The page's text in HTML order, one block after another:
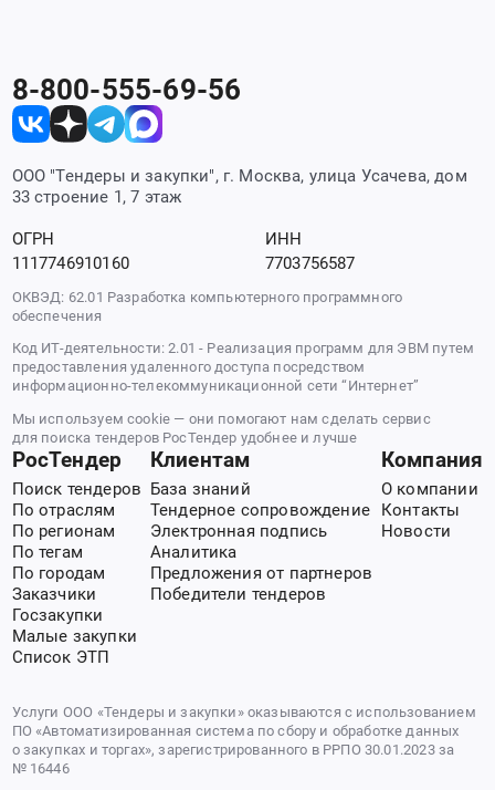
8-800-555-69-56
ООО "Тендеры и закупки", г. Москва, улица Усачева, дом
33 строение 1, 7 этаж
ОГРН
1117746910160
ИНН
7703756587
ОКВЭД: 62.01 Разработка компьютерного программного
обеспечения
Код ИТ-деятельности: 2.01 - Реализация программ для ЭВМ путем
предоставления удаленного доступа посредством
информационно-телекоммуникационной сети “Интернет”
Мы используем cookie — они помогают нам сделать сервис
для поиска тендеров РосТендер удобнее и лучше
РосТендер
Поиск тендеров
По отраслям
По регионам
По тегам
По городам
Заказчики
Госзакупки
Малые закупки
Список ЭТП
Клиентам
База знаний
Тендерное сопровождение
Электронная подпись
Аналитика
Предложения от партнеров
Победители тендеров
Компания
О компании
Контакты
Новости
Услуги ООО «Тендеры и закупки» оказываются с использованием
ПО «Автоматизированная система по сбору и обработке данных
о закупках и торгах», зарегистрированного в РРПО 30.01.2023 за
№ 16446